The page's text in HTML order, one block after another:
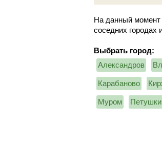
На данный момент
соседних городах
Выбрать город:
Александров
Карабаново
Муром Петушки